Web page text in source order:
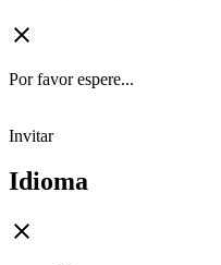
Por favor espere...
Invitar
Idioma